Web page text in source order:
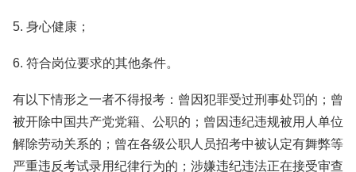
5. 身心健康；
6. 符合岗位要求的其他条件。
有以下情形之一者不得报考：曾因犯罪受过刑事处罚的；曾
被开除中国共产党党籍、公职的；曾因违纪违规被用人单位
解除劳动关系的；曾在各级公职人员招考中被认定有舞弊等
严重违反考试录用纪律行为的；涉嫌违纪违法正在接受审查